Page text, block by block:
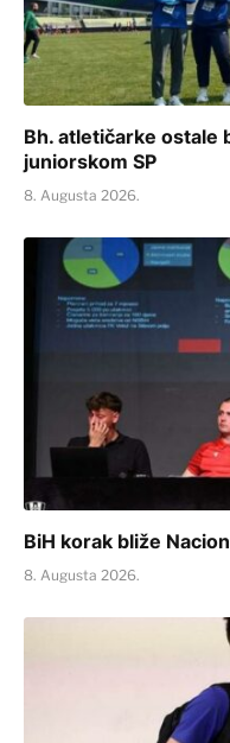
Bh. atletičarke ostale
juniorskom SP
8. Augusta 2026.
BiH korak bliže
8. Augusta 2026.